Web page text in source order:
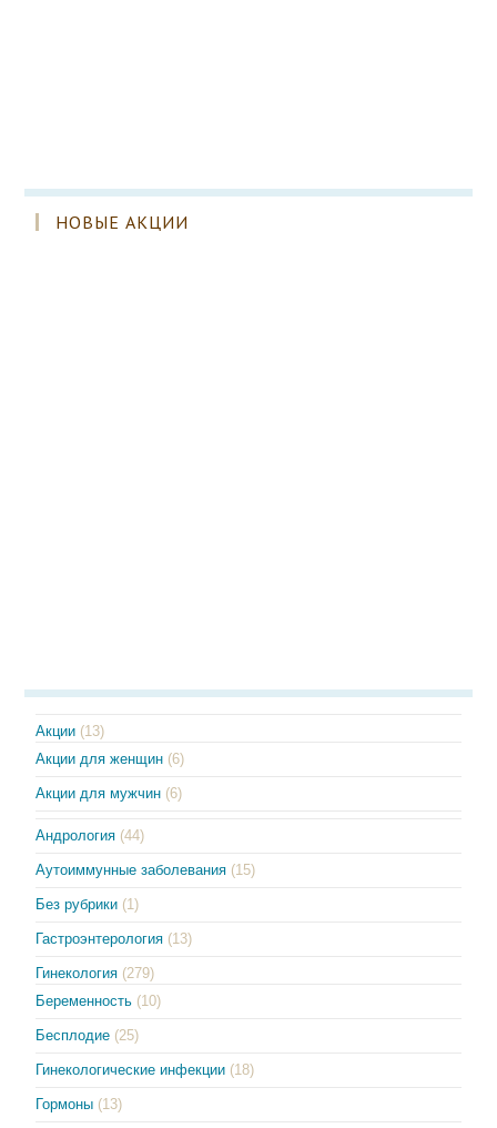
НОВЫЕ АКЦИИ
Акции (13)
Акции для женщин (6)
Акции для мужчин (6)
Андрология (44)
Аутоиммунные заболевания (15)
Без рубрики (1)
Гастроэнтерология (13)
Гинекология (279)
Беременность (10)
Бесплодие (25)
Гинекологические инфекции (18)
Гормоны (13)